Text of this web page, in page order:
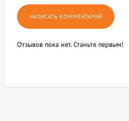
Отзывов пока нет. Станьте первым!